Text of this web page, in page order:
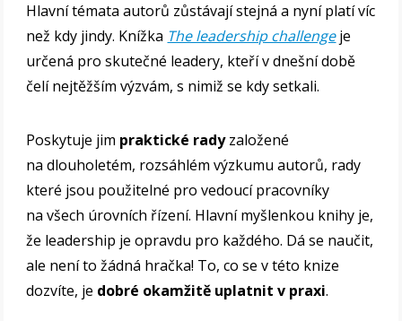
Hlavní témata autorů zůstávají stejná a nyní platí víc
než kdy jindy. Knížka The leadership challengeje
určená pro skutečné leadery, kteří v dnešní době
čelí nejtěžším výzvám, s nimiž se kdy setkali.
Poskytuje jim praktické radyzaložené
na dlouholetém, rozsáhlém výzkumu autorů, rady
které jsou použitelné pro vedoucí pracovníky
na všech úrovních řízení. Hlavní myšlenkou knihy je,
že leadership je opravdu pro každého. Dá se naučit,
ale není to žádná hračka! To, co se v této knize
dozvíte, je dobré okamžitě uplatnit v praxi.